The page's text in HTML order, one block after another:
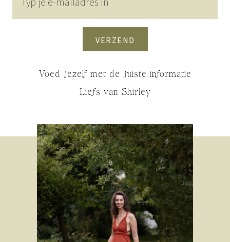
VERZEND
Voed jezelf met de juiste informatie
Liefs van Shirley